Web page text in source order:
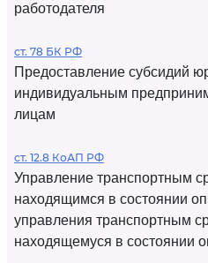
работодателя
ст. 78 БК РФ
Предоставление субсидий
индивидуальным
лицам
ст. 12.8 КоАП РФ
Управление транспортным
находящимся в состоянии
управления транспортным
находящемуся в состоянии